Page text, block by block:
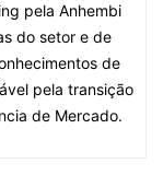
pela Anhembi
do setor e de
de
pela transição
de Mercado.